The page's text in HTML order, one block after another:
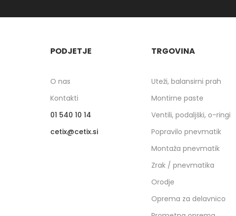
PODJETJE
O nas
Kontakti
01 540 10 14
cetix
cetix.si
TRGOVINA
Uteži, balansirni prah
Montirne paste
Ventili, podaljški, o-ringi
Popravilo pnevmatik
Montaža pnevmatik
Zrak / pnevmatika
Orodje
Oprema za delavnico